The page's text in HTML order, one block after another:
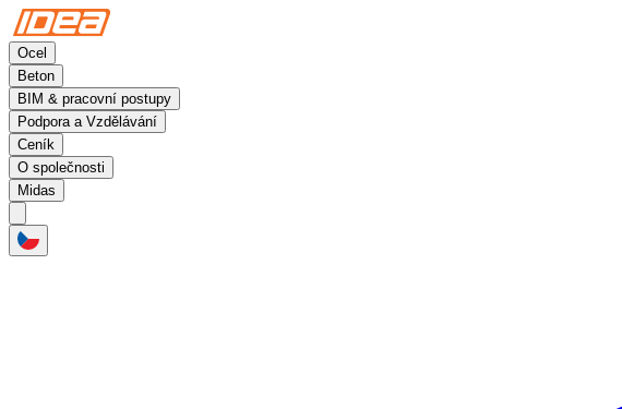
Ocel
Beton
BIM & pracovní postupy
Podpora a Vzdělávání
Ceník
O společnosti
Midas